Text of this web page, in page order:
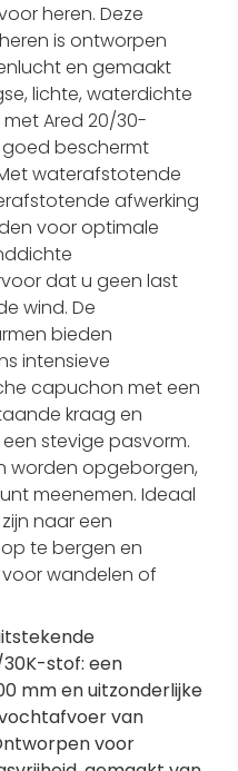
heren. Deze
is ontworpen
en gemaakt
lichte, waterdichte
Ared 20/30-
beschermt
waterafstotende
afwerking
voor optimale
dat u geen last
wind. De
bieden
intensieve
capuchon met een
kraag en
stevige pasvorm.
worden opgeborgen,
meenemen. Ideaal
naar een
te bergen en
wandelen of
stof: een
mm en uitzonderlijke
van
voor